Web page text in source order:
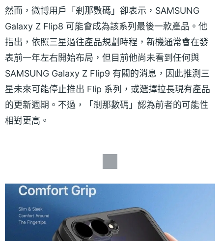
然而，微博用戶「剎那數碼」卻表示，SAMSUNG
Galaxy Z Flip8 可能會成為該系列最後一款產品。他
指出，依照三星過往產品規劃時程，新機通常會在發
表前一年左右開始布局，但目前他尚未看到任何與
SAMSUNG Galaxy Z Flip9 有關的消息，因此推測三
星未來可能停止推出 Flip 系列，或選擇拉長現有產品
的更新週期。不過，「剎那數碼」認為前者的可能性
相對更高。